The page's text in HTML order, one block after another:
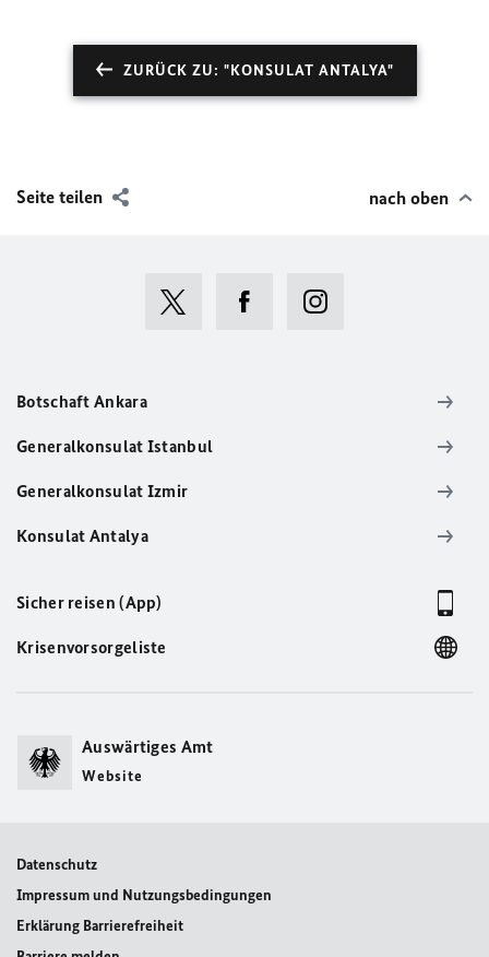
ZURÜCK ZU: "KONSULAT ANTALYA"
Seite teilen nach oben
Botschaft Ankara
Generalkonsulat Istanbul
Generalkonsulat Izmir
Konsulat Antalya
Sicher reisen (App)
Krisenvorsorgeliste
Auswärtiges Amt
Website
Datenschutz
Impressum und Nutzungsbedingungen
Erklärung Barrierefreiheit